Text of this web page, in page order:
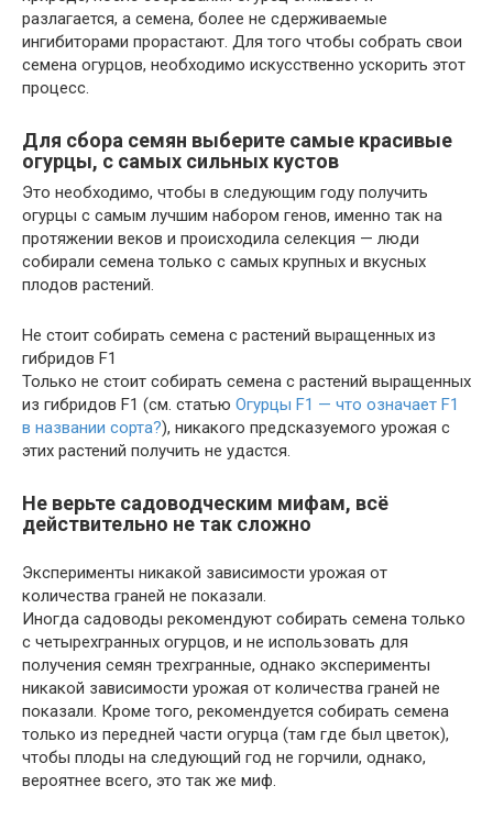
разлагается, а семена, более не сдерживаемые
ингибиторами прорастают. Для того чтобы собрать свои
семена огурцов, необходимо искусственно ускорить этот
процесс.
Для сбора семян выберите самые красивые
огурцы, с самых сильных кустов
Это необходимо, чтобы в следующим году получить
огурцы с самым лучшим набором генов, именно так на
протяжении веков и происходила селекция — люди
собирали семена только с самых крупных и вкусных
плодов растений.
Не стоит собирать семена с растений выращенных из
гибридов F1
Только не стоит собирать семена с растений выращенных
из гибридов F1 (см. статью Огурцы F1 — что означает F1
в названии сорта?), никакого предсказуемого урожая с
этих растений получить не удастся.
Не верьте садоводческим мифам, всё
действительно не так сложно
Эксперименты никакой зависимости урожая от
количества граней не показали.
Иногда садоводы рекомендуют собирать семена только
с четырехгранных огурцов, и не использовать для
получения семян трехгранные, однако эксперименты
никакой зависимости урожая от количества граней не
показали. Кроме того, рекомендуется собирать семена
только из передней части огурца (там где был цветок),
чтобы плоды на следующий год не горчили, однако,
вероятнее всего, это так же миф.